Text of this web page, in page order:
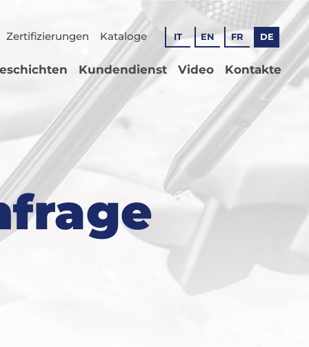
Zertifizierungen Kataloge IT EN FR DE
Kundendienst Video Kontakte